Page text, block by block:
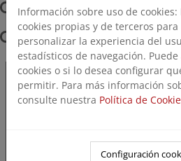
Galicia: ZTJ de Meirama (A
Coruña, Lugo).
Illes Balears:ZTJ de Alcudia
Información sobre uso de
cookies propias y de terceros
personalizar la experiencia del
estadísticos de navegación.
cookies o si lo desea configurar
permitir. Para más información
consulte nuestra Política de
Configuración